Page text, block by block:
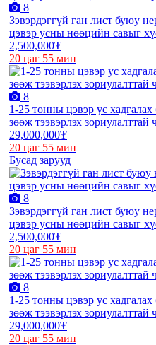
8
Зэвэрдэггүй ган лист буюу
цэвэр усны нөөцийн савыг
2,500,000₮
20 цаг 55 мин
8
1-25 тонны цэвэр ус
зөөж тээвэрлэх зориулалттай
29,000,000₮
20 цаг 55 мин
Бусад зарууд
8
Зэвэрдэггүй ган лист буюу
цэвэр усны нөөцийн савыг
2,500,000₮
20 цаг 55 мин
8
1-25 тонны цэвэр ус
зөөж тээвэрлэх зориулалттай
29,000,000₮
20 цаг 55 мин